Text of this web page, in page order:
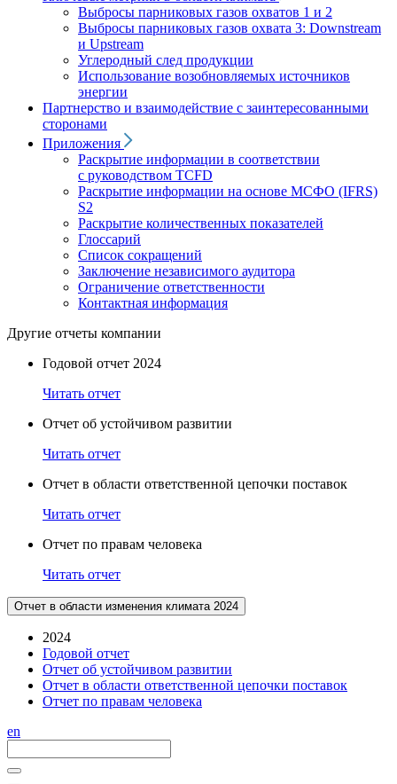
Выбросы парниковых газов охватов 1 и 2
Выбросы парниковых газов охвата 3: Downstream
и Upstream
Углеродный след продукции
Использование возобновляемых источников
энергии
Партнерство и взаимодействие с заинтересованными
сторонами
Приложения
Раскрытие информации в соответствии
с руководством TCFD
Раскрытие информации на основе МСФО (IFRS)
S2
Раскрытие количественных показателей
Глоссарий
Список сокращений
Заключение независимого аудитора
Ограничение ответственности
Контактная информация
Другие отчеты компании
Годовой отчет 2024
Читать отчет
Отчет об устойчивом развитии
Читать отчет
Отчет в области ответственной цепочки поставок
Читать отчет
Отчет по правам человека
Читать отчет
Отчет в области изменения климата 2024
2024
Годовой отчет
Отчет об устойчивом развитии
Отчет в области ответственной цепочки поставок
Отчет по правам человека
en